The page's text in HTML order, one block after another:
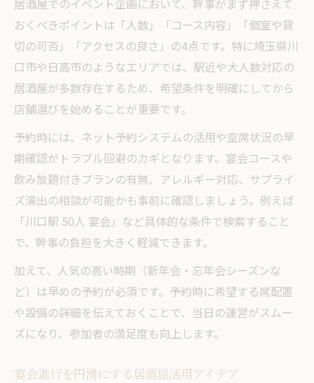
居酒屋でのイベント企画において、幹事がまず押さえて
おくべきポイントは「人数」「コース内容」「個室や貸
切の可否」「アクセスの良さ」の4点です。特に埼玉県川
口市や日高市のようなエリアでは、駅近や大人数対応の
居酒屋が多数存在するため、希望条件を明確にしてから
店舗選びを始めることが重要です。
予約時には、ネット予約システムの活用や空席状況の早
期確認がトラブル回避のカギとなります。宴会コースや
飲み放題付きプランの有無、アレルギー対応、サプライ
ズ演出の相談が可能かも事前に確認しましょう。例えば
「川口駅 50人 宴会」など具体的な条件で検索すること
で、幹事の負担を大きく軽減できます。
加えて、人気の高い時期（新年会・忘年会シーズンな
ど）は早めの予約が必須です。予約時に希望する席配置
や設備の詳細を伝えておくことで、当日の運営がスムー
ズになり、参加者の満足度も向上します。
宴会進行を円滑にする居酒屋活用アイデア